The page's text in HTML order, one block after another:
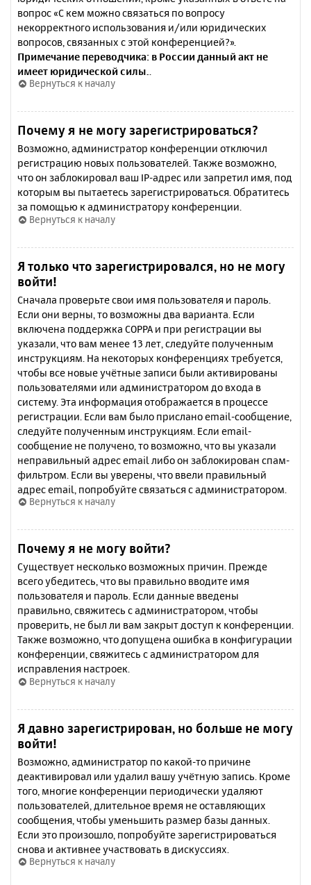
вопрос «С кем можно связаться по вопросу
некорректного использования и/или юридических
вопросов, связанных с этой конференцией?».
Примечание переводчика: в России данный акт не
имеет юридической силы.
Вернуться к началу
Почему я не могу зарегистрироваться?
Возможно, администратор конференции отключил
регистрацию новых пользователей. Также возможно,
что он заблокировал ваш IP-адрес или запретил имя, под
которым вы пытаетесь зарегистрироваться. Обратитесь
за помощью к администратору конференции.
Вернуться к началу
Я только что зарегистрировался, но не могу
войти!
Сначала проверьте свои имя пользователя и пароль.
Если они верны, то возможны два варианта. Если
включена поддержка COPPA и при регистрации вы
указали, что вам менее 13 лет, следуйте полученным
инструкциям. На некоторых конференциях требуется,
чтобы все новые учётные записи были активированы
пользователями или администратором до входа в
систему. Эта информация отображается в процессе
регистрации. Если вам было прислано email-сообщение,
следуйте полученным инструкциям. Если email-
сообщение не получено, то возможно, что вы указали
неправильный адрес email либо он заблокирован спам-
фильтром. Если вы уверены, что ввели правильный
адрес email, попробуйте связаться с администратором.
Вернуться к началу
Почему я не могу войти?
Существует несколько возможных причин. Прежде
всего убедитесь, что вы правильно вводите имя
пользователя и пароль. Если данные введены
правильно, свяжитесь с администратором, чтобы
проверить, не был ли вам закрыт доступ к конференции.
Также возможно, что допущена ошибка в конфигурации
конференции, свяжитесь с администратором для
исправления настроек.
Вернуться к началу
Я давно зарегистрирован, но больше не могу
войти!
Возможно, администратор по какой-то причине
деактивировал или удалил вашу учётную запись. Кроме
того, многие конференции периодически удаляют
пользователей, длительное время не оставляющих
сообщения, чтобы уменьшить размер базы данных.
Если это произошло, попробуйте зарегистрироваться
снова и активнее участвовать в дискуссиях.
Вернуться к началу